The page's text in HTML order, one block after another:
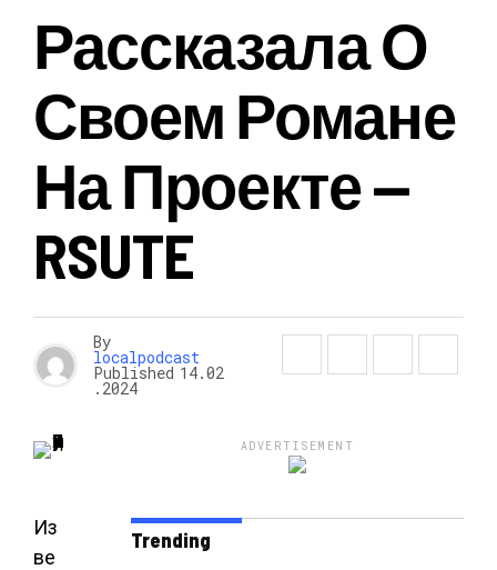
Рассказала О
Своем Романе
На Проекте —
RSUTE
By
localpodcast
Published 14.02
.2024
Из
ве
ADVERTISEMENT
Trending